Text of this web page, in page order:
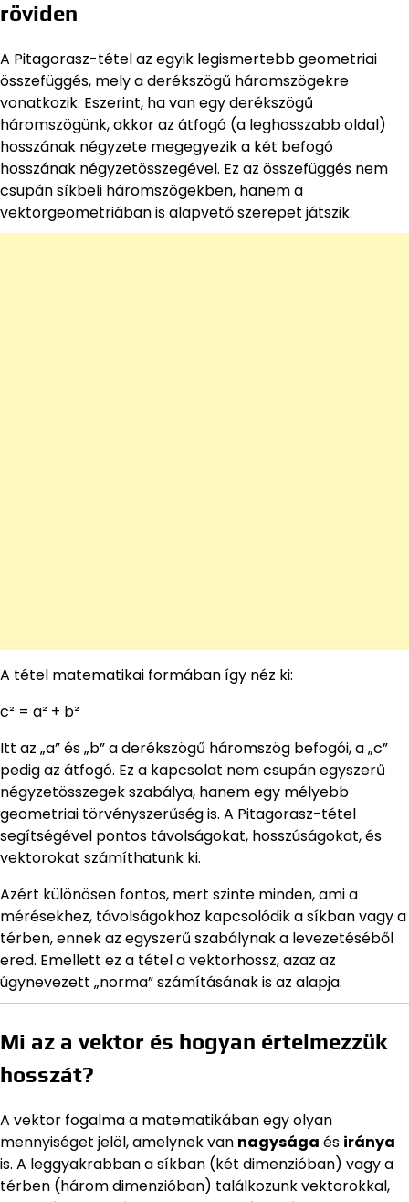
röviden
A Pitagorasz-tétel az egyik legismertebb geometriai
összefüggés, mely a derékszögű háromszögekre
vonatkozik. Eszerint, ha van egy derékszögű
háromszögünk, akkor az átfogó (a leghosszabb oldal)
hosszának négyzete megegyezik a két befogó
hosszának négyzetösszegével. Ez az összefüggés nem
csupán síkbeli háromszögekben, hanem a
vektorgeometriában is alapvető szerepet játszik.
A tétel matematikai formában így néz ki:
c² = a² + b²
Itt az „a” és „b” a derékszögű háromszög befogói, a „c”
pedig az átfogó. Ez a kapcsolat nem csupán egyszerű
négyzetösszegek szabálya, hanem egy mélyebb
geometriai törvényszerűség is. A Pitagorasz-tétel
segítségével pontos távolságokat, hosszúságokat, és
vektorokat számíthatunk ki.
Azért különösen fontos, mert szinte minden, ami a
mérésekhez, távolságokhoz kapcsolódik a síkban vagy a
térben, ennek az egyszerű szabálynak a levezetéséből
ered. Emellett ez a tétel a vektorhossz, azaz az
úgynevezett „norma” számításának is az alapja.
Mi az a vektor és hogyan értelmezzük
hosszát?
A vektor fogalma a matematikában egy olyan
mennyiséget jelöl, amelynek van nagysága és iránya
is. A leggyakrabban a síkban (két dimenzióban) vagy a
térben (három dimenzióban) találkozunk vektorokkal,